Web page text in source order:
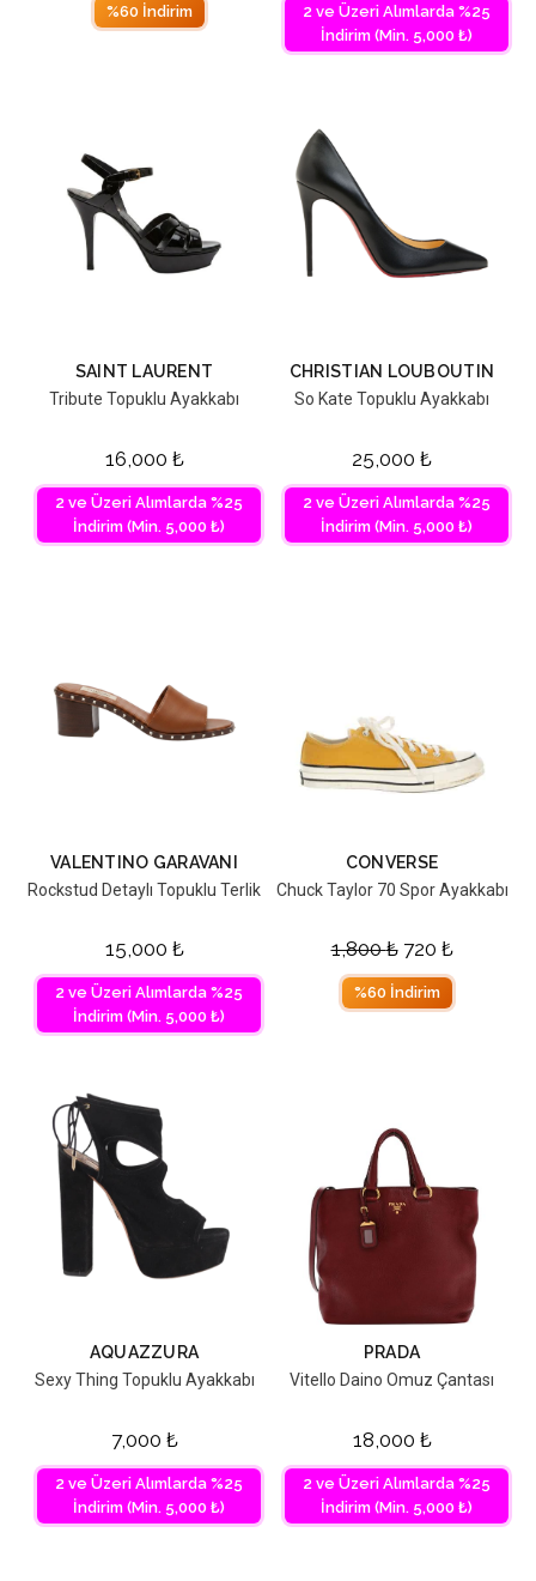
%60 İndirim
2 ve Üzeri Alımlarda %25
İndirim (Min. 5,000 ₺)
SAINT LAURENT
Tribute Topuklu Ayakkabı
16,000 ₺
2 ve Üzeri Alımlarda %25
İndirim (Min. 5,000 ₺)
CHRISTIAN LOUBOUTIN
So Kate Topuklu Ayakkabı
25,000 ₺
2 ve Üzeri Alımlarda %25
İndirim (Min. 5,000 ₺)
VALENTINO GARAVANI
Rockstud Detaylı Topuklu Terlik
15,000 ₺
2 ve Üzeri Alımlarda %25
İndirim (Min. 5,000 ₺)
CONVERSE
Chuck Taylor 70 Spor Ayakkabı
1,800₺ 720 ₺
%60 İndirim
AQUAZZURA
Sexy Thing Topuklu Ayakkabı
7,000 ₺
2 ve Üzeri Alımlarda %25
İndirim (Min. 5,000 ₺)
PRADA
Vitello Daino Omuz Çantası
18,000 ₺
2 ve Üzeri Alımlarda %25
İndirim (Min. 5,000 ₺)